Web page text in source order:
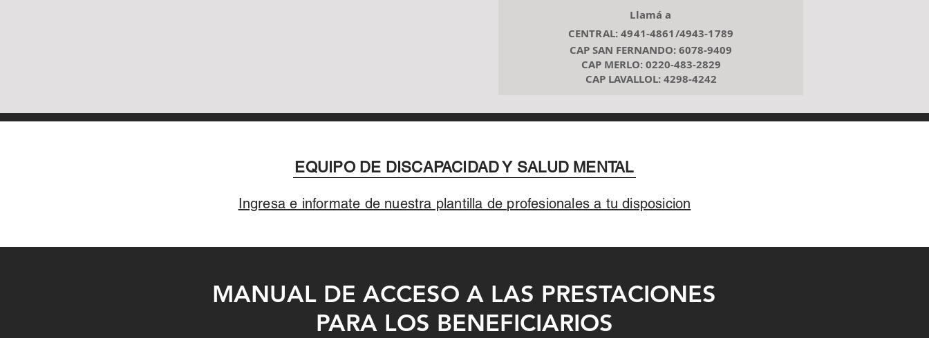
Llamá a
CENTRAL: 4941-4861/4943-1789
CAP SAN FERNANDO: 6078-9409
CAP MERLO: 0220-483-2829
CAP LAVALLOL: 4298-4242​
EQUIPO DE DISCAPACIDAD Y SALUD MENTAL
Ingresa e informate de nuestra plantilla de profesionales a tu disposicion
MANUAL DE ACCESO A LAS PRESTACIONES
PARA LOS BENEFICIARIOS